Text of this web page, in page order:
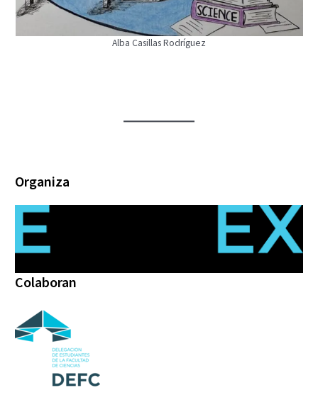
Alba Casillas Rodríguez
Organiza
Colaboran